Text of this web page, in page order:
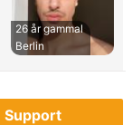
26 år gammal
Berlin
Support